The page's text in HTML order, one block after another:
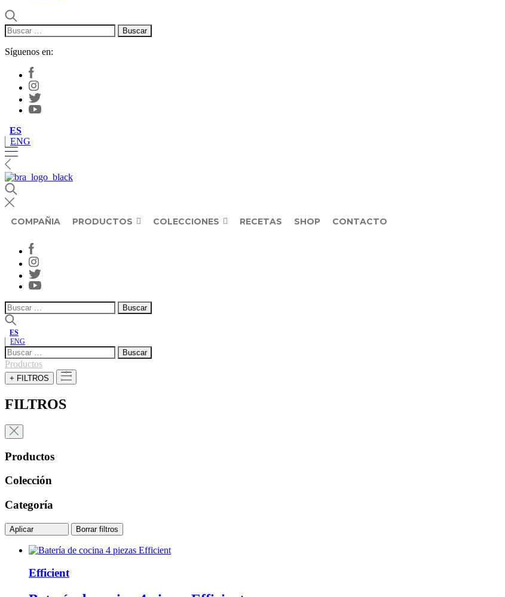
Buscar:
Síguenos en:
ES
ENG
COMPAÑIA PRODUCTOS COLECCIONES RECETAS SHOP CONTACTO
Buscar:
ES
ENG
Buscar:
Productos
+ FILTROS
FILTROS
Productos
Colección
Categoría
Aplicar Borrar filtros
Efficient